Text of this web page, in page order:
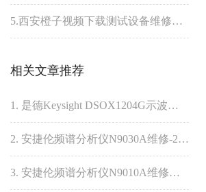
5.西安橙子视频下载测试设备维修中心怎么样呢？
相关文章推荐
1. 是德Keysight DSOX1204G示波器按键无反应故障维修
2. 安捷伦频谱分析仪N9030A维修-26.5G无法开机故障
3. 安捷伦频谱分析仪N9010A维修之开机黑屏维修